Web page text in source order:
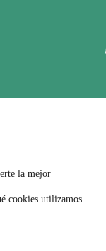
la mejor
cookies utilizamos